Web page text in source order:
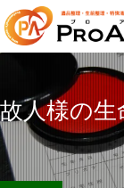
故人様の生